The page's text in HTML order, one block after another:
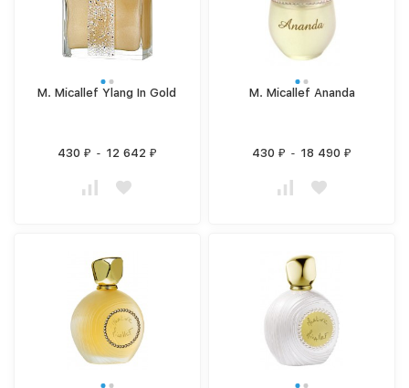
M. Micallef Ylang In Gold
430 ₽ - 12 642 ₽
M. Micallef Ananda
430₽ - 18 490₽